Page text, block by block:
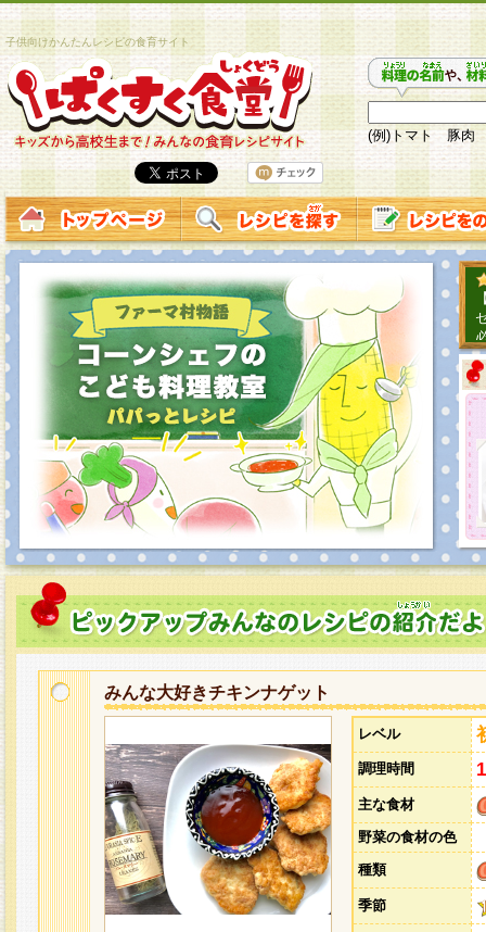
子供向けかんたんレシピの食育サイト
(例)トマト 豚肉
みんな大好きチキンナゲット
レベル
調理時間
主な食材
野菜の食材の色
種類
季節